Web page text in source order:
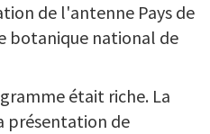
de l'antenne Pays de
botanique national de
était riche. La
présentation de